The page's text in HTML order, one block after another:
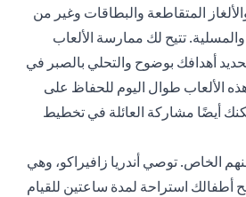
المتقاطعة والبطاقات وغير من
والمسلية. تتيح لك ممارسة الألعاب
أهدافك بوضوح والتحلي بالصبر في
الألعاب طوال اليوم للحفاظ على
أيضًا مشاركة العائلة في تخطيط
الخاص. توصي أندريا زافيراكو، وهي
أطفالك استراحة لمدة ساعتين للقيام